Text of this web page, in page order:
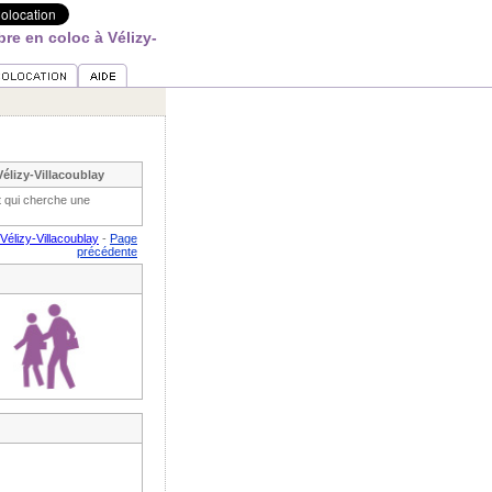
en coloc à Vélizy-
Villacoublay
qui cherche une
Villacoublay - Page
précédente